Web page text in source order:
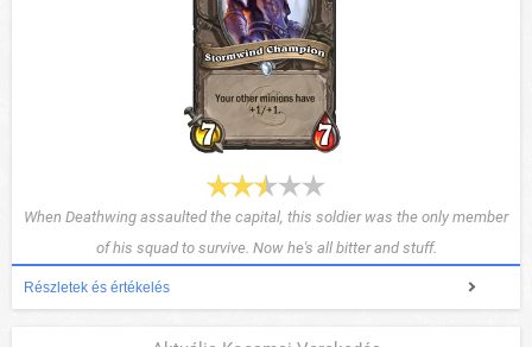
When Deathwing assaulted the capital, this soldier was the only member
of his squad to survive. Now he's all bitter and stuff.
Részletek és értékelés